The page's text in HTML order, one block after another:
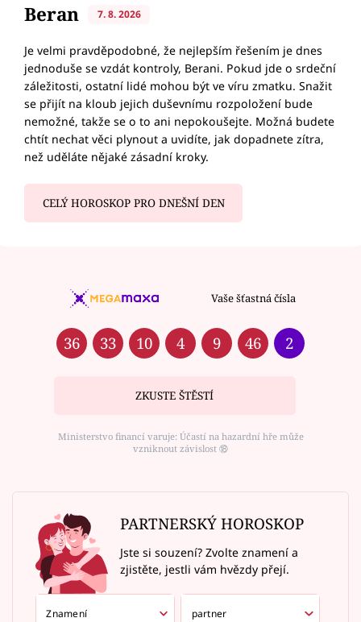
Beran 7. 8. 2026
Je velmi pravděpodobné, že nejlepším řešením je dnes
jednoduše se vzdát kontroly, Berani. Pokud jde o srdeční
záležitosti, ostatní lidé mohou být ve víru zmatku. Snažit
se přijít na kloub jejich duševnímu rozpoložení bude
nemožné, takže se o to ani nepokoušejte. Možná budete
chtít nechat věci plynout a uvidíte, jak dopadnete zítra,
než uděláte nějaké zásadní kroky.
CELÝ HOROSKOP PRO DNEŠNÍ DEN
Vaše šťastná čísla
36 33 10 4 9 46 2
ZKUSTE ŠTĚSTÍ
Ministerstvo financí varuje: Účastí na hazardní hře může
vzniknout závislost ⑱
PARTNERSKÝ HOROSKOP
Jste si souzení? Zvolte znamení a
zjistěte, jestli vám hvězdy přejí.